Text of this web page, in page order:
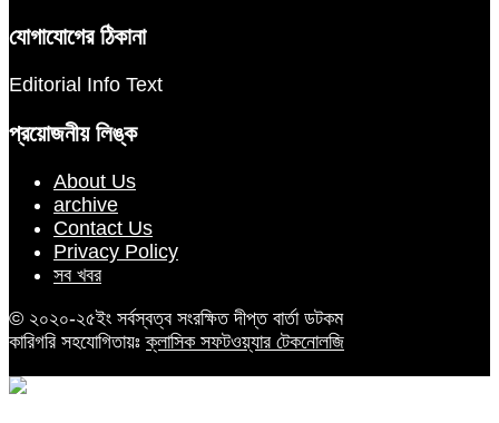
যোগাযোগের ঠিকানা
Editorial Info Text
প্রয়োজনীয় লিঙ্ক
About Us
archive
Contact Us
Privacy Policy
সব খবর
© ২০২০-২৫ইং সর্বস্বত্ব সংরক্ষিত দীপ্ত বার্তা ডটকম
কারিগরি সহযোগিতায়ঃক্লাসিক সফটওয়্যার টেকনোলজি